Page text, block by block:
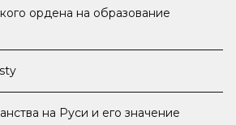
ордена на образование
на Руси и его значение